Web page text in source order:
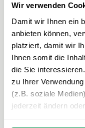
Wir verwenden
Damit wir Ihnen ein
anbieten können,
platziert, damit wir
Ihnen somit die
die Sie
zu Ihrer
(z.B. soziale
jederzeit ändern